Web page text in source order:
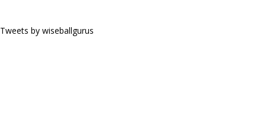
Tweets by wiseballgurus